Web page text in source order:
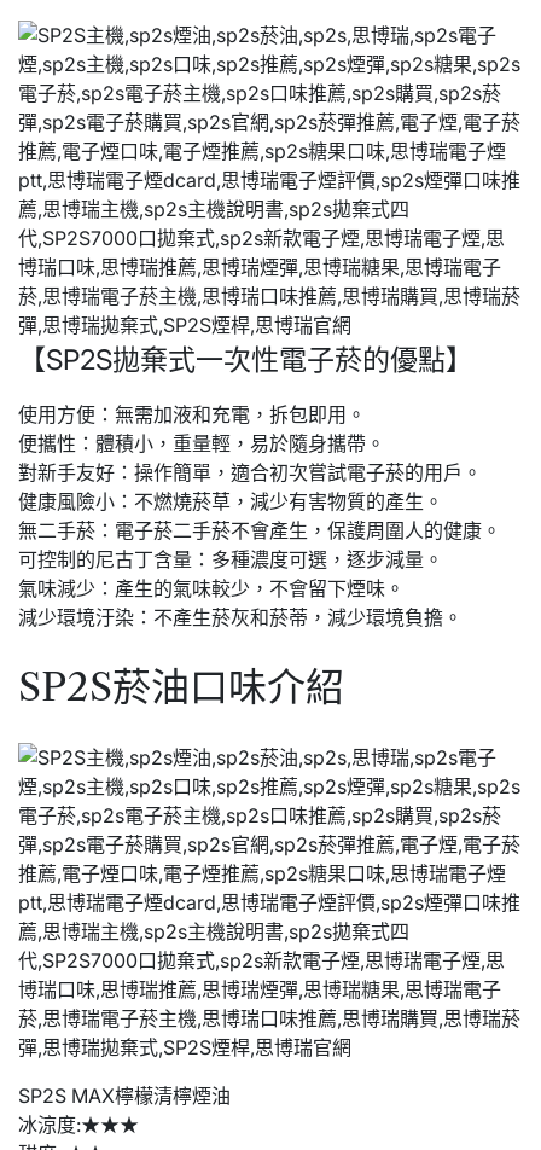
【SP2S拋棄式一次性電子菸的優點】
使用方便：無需加液和充電，拆包即用。
便攜性：體積小，重量輕，易於隨身攜帶。
對新手友好：操作簡單，適合初次嘗試電子菸的用戶。
健康風險小：不燃燒菸草，減少有害物質的產生。
無二手菸：電子菸二手菸不會產生，保護周圍人的健康。
可控制的尼古丁含量：多種濃度可選，逐步減量。
氣味減少：產生的氣味較少，不會留下煙味。
減少環境汙染：不產生菸灰和菸蒂，減少環境負擔。
SP2S菸油口味介紹
SP2S MAX檸檬清檸煙油
冰涼度:★★★